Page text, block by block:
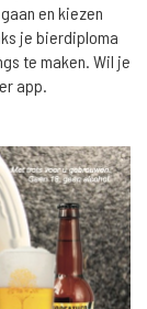
en kiezen
je bierdiploma
te maken. Wil je
app.